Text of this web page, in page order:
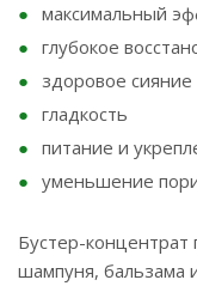
максимальный
глубокое
здоровое сияние
гладкость
питание и
уменьшение
Бустер-
шампуня, бальзама